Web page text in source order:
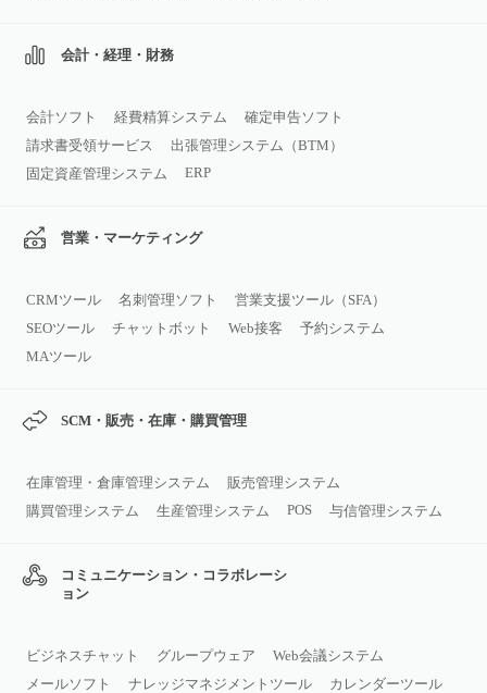
会計・経理・財務
会計ソフト 経費精算システム
確定申告ソフト
請求書受領サービス
出張管理システム（BTM）
固定資産管理システム
ERP
営業・マーケティング
CRMツール 名刺管理ソフト
営業支援ツール（SFA）
SEOツール
チャットボット Web接客
予約システム
MAツール
SCM・販売・在庫・購買管理
在庫管理・倉庫管理システム
販売管理システム
購買管理システム
生産管理システム POS 与信管理システム
コミュニケーション・コラボレーシ
ョン
ビジネスチャット グループウェア
Web会議システム
メールソフト
ナレッジマネジメントツール
カレンダーツール